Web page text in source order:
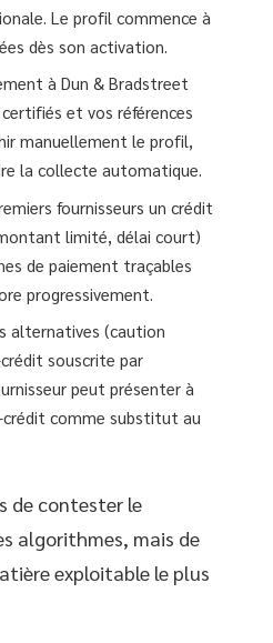
Le profil commence à
dès son activation.
à Dun & Bradstreet
et vos références
manuellement le profil,
la collecte automatique.
fournisseurs un crédit
limité, délai court)
de paiement traçables
progressivement.
alternatives (caution
souscrite par
peut présenter à
crédit comme substitut au
de contester le
algorithmes, mais de
exploitable le plus